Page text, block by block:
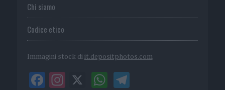
Chi siamo
Codice etico
Immagini stock di it.depositphotos.com